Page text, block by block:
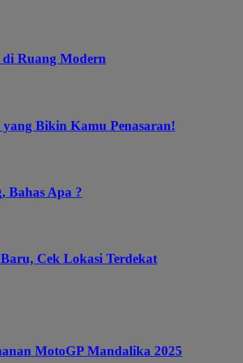
di Ruang Modern
Bikin Kamu Penasaran!
Bahas Apa ?
Cek Lokasi Terdekat
MotoGP Mandalika 2025